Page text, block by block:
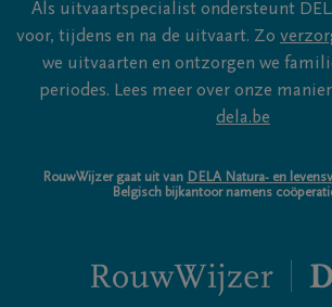
Als uitvaartspecialist ondersteunt
voor, tijdens en na de uitvaart. Zo
we uitvaarten en ontzorgen we
periodes. Lees meer over onze
dela.be
RouwWijzer gaat uit van DELA Natura- en
Belgisch bijkantoor namens